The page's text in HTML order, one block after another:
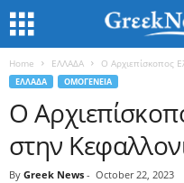
Home ΕΛΛΑΔΑ Ο Αρχιεπίσκοπος
ΕΛΛΑΔΑ ΟΜΟΓΕΝΕΙΑ
Ο
στην
By Greek News - October 22, 2023